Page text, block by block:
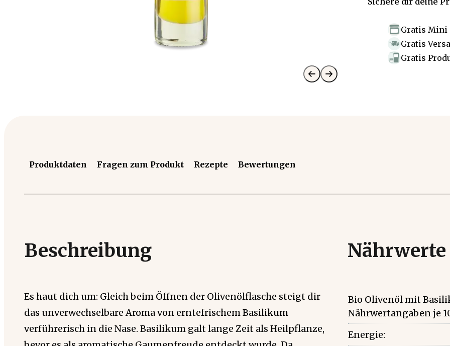
Gratis Mini
Gratis
Gratis
Produktdaten Fragen zum Produkt Rezepte Bewertungen
Beschreibung
Es haut dich um: Gleich beim Öffnen der Olivenölflasche steigt dir
das unverwechselbare Aroma von erntefrischem Basilikum
verführerisch in die Nase. Basilikum galt lange Zeit als Heilpflanze,
Nährwerte
Bio Olivenöl mit
Nährwertangaben je
Energie: